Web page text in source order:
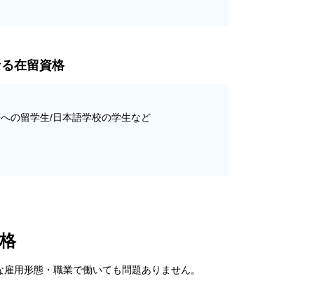
在留資格
の留学生/日本語学校の学生など
用形態・職業で働いても問題ありません。